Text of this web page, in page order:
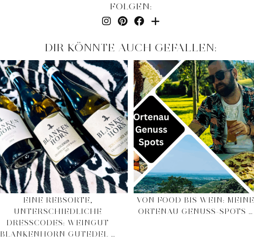
FOLGEN:
DIR KÖNNTE AUCH GEFALLEN:
EINE REBSORTE,
UNTERSCHIEDLICHE
DRESSCODES: WEINGUT
BLANKENHORN GUTEDEL …
VON FOOD BIS WEIN: MEINE
ORTENAU GENUSS-SPOTS …